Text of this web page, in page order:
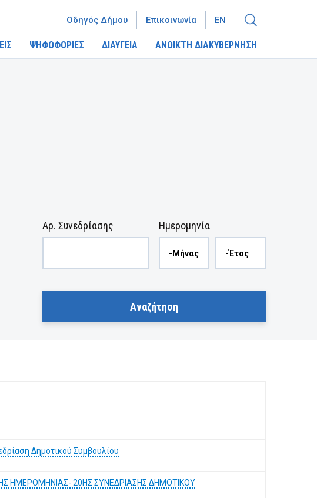
ΨΗΦΟΦΟΡΙΕΣ ΔΙΑΥΓΕΙΑ ΑΝΟΙΚΤΗ ΔΙΑΚΥΒΕΡΝΗΣΗ
Οδηγός Δήμου Επικοινωνία EN
Ημερομηνία
Αρ. Συνεδρίασης
Δημοτικού Συμβουλίου
ΗΜΕΡΟΜΗΝΙΑΣ- 20ΗΣ ΣΥΝΕΔΡΙΑΣΗΣ ΔΗΜΟΤΙΚΟΥ